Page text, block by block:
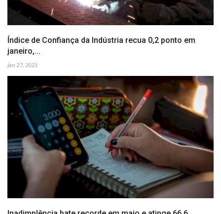
Índice de Confiança da Indústria recua 0,2 ponto em
janeiro,...
Jan 27, 2023